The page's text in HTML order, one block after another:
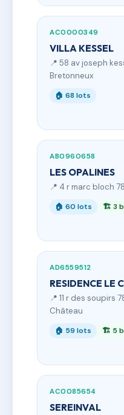
AC0000349
VILLA KESSEL
📍 58 av joseph
Bretonneux
🏠 68 lots
AB0960658
LES OPALINES
📍 4 r marc bloch
🏠 60 lots 🏗 3
AD6559512
RESIDENCE LE
📍 11 r des
Château
🏠 59 lots 🏗 5
AC0085654
SEREINVAL